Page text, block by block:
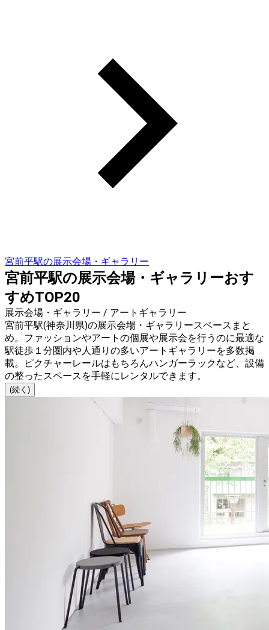
宮前平駅の展示会場・ギャラリー
宮前平駅の展示会場・ギャラリーおす
すめTOP20
展示会場・ギャラリー / アートギャラリー
宮前平駅(神奈川県)の展示会場・ギャラリースペースまと
め。ファッションやアートの個展や展示会を行うのに最適な
駅徒歩１分圏内や人通りの多いアートギャラリーを多数掲
載。ピクチャーレールはもちろんハンガーラックなど、設備
の整ったスペースを手軽にレンタルできます。
(続く)